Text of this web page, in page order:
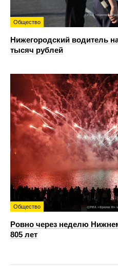
Общество
Нижегородский водитель
тысяч рублей
Общество
Ровно через неделю
805 лет